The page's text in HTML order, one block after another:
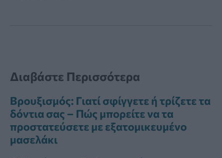
Διαβάστε Περισσότερα
Βρουξισμός: Γιατί σφίγγετε ή τρίζετε τα
δόντια σας – Πώς μπορείτε να τα
προστατεύσετε με εξατομικευμένο
μασελάκι